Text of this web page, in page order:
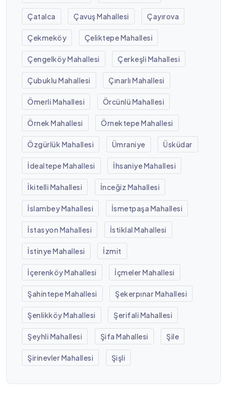
Çatalca Çavuş Mahallesi Çayırova
Çekmeköy Çeliktepe Mahallesi
Çengelköy Mahallesi Çerkeşli Mahallesi
Çubuklu Mahallesi Çınarlı Mahallesi
Ömerli Mahallesi Örcünlü Mahallesi
Örnek Mahallesi Örnektepe Mahallesi
Özgürlük Mahallesi Ümraniye Üsküdar
İdealtepe Mahallesi İhsaniye Mahallesi
İkitelli Mahallesi İnceğiz Mahallesi
İslambey Mahallesi İsmetpaşa Mahallesi
İstasyon Mahallesi İstiklal Mahallesi
İstinye Mahallesi İzmit
İçerenköy Mahallesi İçmeler Mahallesi
Şahintepe Mahallesi Şekerpınar Mahallesi
Şenlikköy Mahallesi Şerifali Mahallesi
Şeyhli Mahallesi Şifa Mahallesi Şile
Şirinevler Mahallesi Şişli